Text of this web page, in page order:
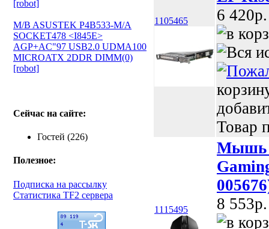
[robot]
M/B ASUSTEK P4B533-M/A
SOCKET478 <I845E>
AGP+AC"97 USB2.0 UDMA100
MICROATX 2DDR DIMM(0)
[robot]
Сейчас на сайте:
Гостей (226)
Полезное:
Подписка на рассылку
Статистика TF2 сервера
1105465
6 420p.
Товар
1115495
Мышь
8 553p.